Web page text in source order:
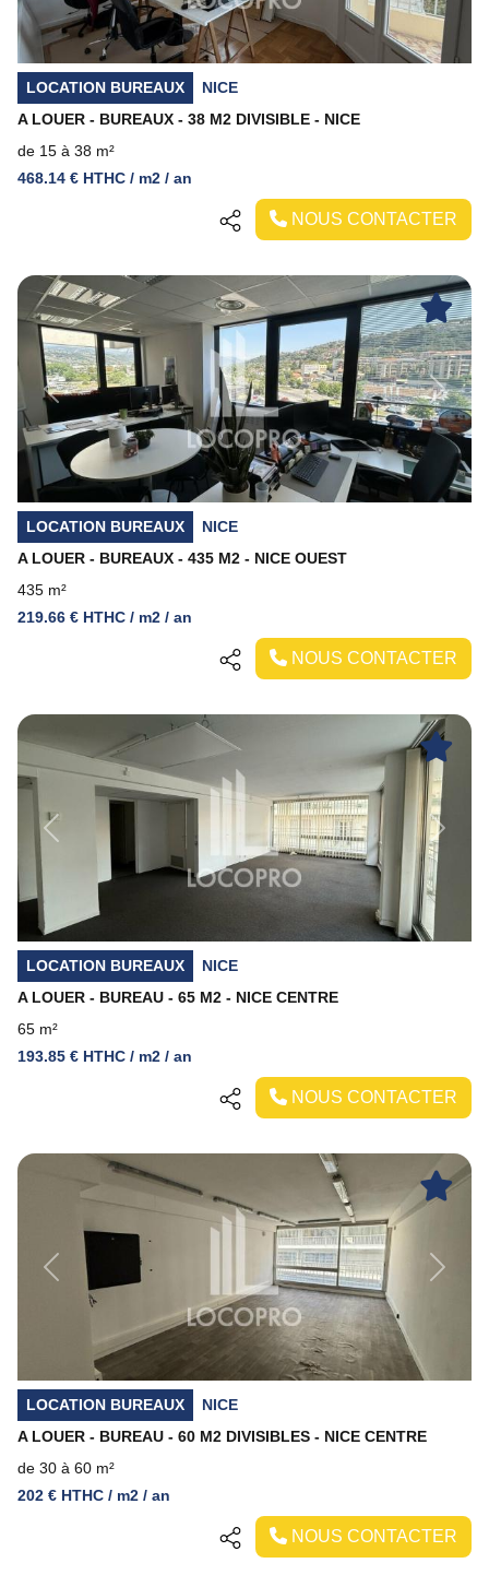
LOCATION BUREAUX
NICE
A LOUER - BUREAUX - 38 M2 DIVISIBLE - NICE
de 15 à 38 m²
468.14 € HTHC / m2 / an
NOUS CONTACTER
Previous Next
LOCATION BUREAUX
NICE
A LOUER - BUREAUX - 435 M2 - NICE OUEST
435 m²
219.66 € HTHC / m2 / an
NOUS CONTACTER
Previous Next
LOCATION BUREAUX
NICE
A LOUER - BUREAU - 65 M2 - NICE CENTRE
65 m²
193.85 € HTHC / m2 / an
NOUS CONTACTER
Previous Next
LOCATION BUREAUX
NICE
A LOUER - BUREAU - 60 M2 DIVISIBLES - NICE CENTRE
de 30 à 60 m²
202 € HTHC / m2 / an
NOUS CONTACTER